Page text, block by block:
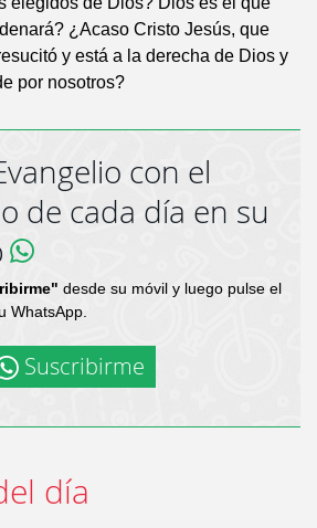
¿Acaso Cristo Jesús, que
y está a la derecha de Dios y
por nosotros?
con el
de cada día en su
desde su móvil y luego pulse el
WhatsApp.
Suscribirme
día